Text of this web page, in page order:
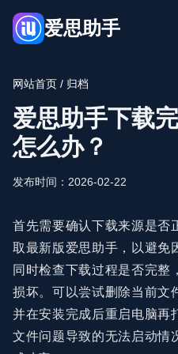
爱思助手
FQA
爱思助手下载
立
网站首页 / 归档
爱思助手下载
怎么办？
发布时间：2026-02-22
首先需要确认下载来源是否
取最新版爱思助手，以避免
同时检查下载过程是否完整
损坏。可以尝试删除当前文
并在安装完成后重启电脑再
文件问题导致的无法启动情